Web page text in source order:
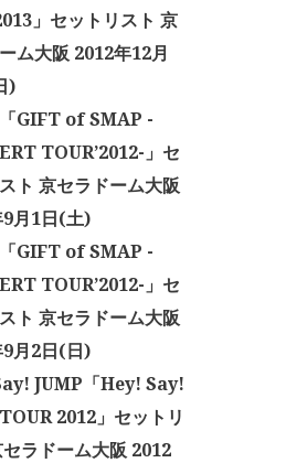
」セットリスト 京
ム大阪 2012年12月
)
GIFT of SMAP -
TOUR’2012-」セ
ト 京セラドーム大阪
月1日(土)
GIFT of SMAP -
TOUR’2012-」セ
ト 京セラドーム大阪
月2日(日)
JUMP「Hey! Say!
2012」セットリ
ラドーム大阪 2012